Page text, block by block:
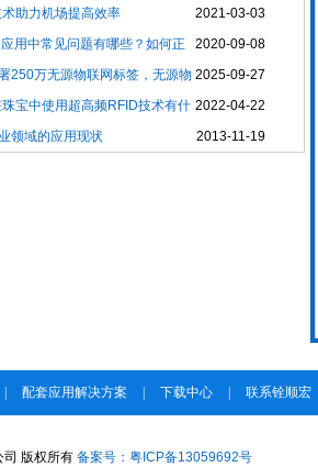
应用
2021-03-03
助力机场提高效率
2020-09-08
用中常见问题有哪些？如何正
2025-09-27
250万无源物联网标签，无源物
2022-04-22
宝中使用超高频RFID技术有什
2013-11-19
领域的应用现状
配套应用解决方案 下载中心 联系铨顺宏
司 版权所有 备案号：粤ICP备13059692号